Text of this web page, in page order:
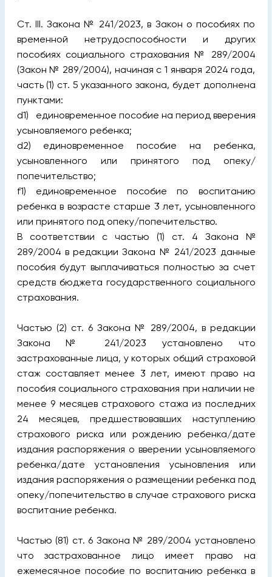
Ст. III. Закона № 241/2023, в Закон о пособиях по
временной нетрудоспособности и других
пособиях социального страхования № 289/2004
(Закон № 289/2004), начиная с 1 января 2024 года,
часть (1) ст. 5 указанного закона, будет дополнена
пунктами:
d1) единовременное пособие на период вверения
усыновляемого ребенка;
d2) единовременное пособие на ребенка,
усыновленного или принятого под опеку/
попечительство;
f1) единовременное пособие по воспитанию
ребенка в возрасте старше 3 лет, усыновленного
или принятого под опеку/попечительство.
В соответствии с частью (1) ст. 4 Закона №
289/2004 в редакции Закона № 241/2023 данные
пособия будут выплачиваться полностью за счет
средств бюджета государственного социального
страхования.
Частью (2) ст. 6 Закона № 289/2004, в редакции
Закона № 241/2023 установлено что
застрахованные лица, у которых общий страховой
стаж составляет менее 3 лет, имеют право на
пособия социального страхования при наличии не
менее 9 месяцев страхового стажа из последних
24 месяцев, предшествовавших наступлению
страхового риска или рождению ребенка/дате
издания распоряжения о вверении усыновляемого
ребенка/дате установления усыновления или
издания распоряжения о размещении ребенка под
опеку/попечительство в случае страхового риска
воспитание ребенка.
Частью (81) ст. 6 Закона № 289/2004 установлено
что застрахованное лицо имеет право на
ежемесячное пособие по воспитанию ребенка в